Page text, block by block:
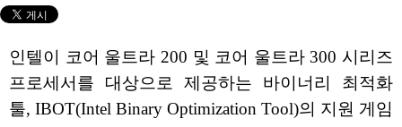
인텔이 코어 울트라 200 및 코어 울트라 300 시리즈
프로세서를 대상으로 제공하는 바이너리 최적화
툴, IBOT(Intel Binary Optimization Tool)의 지원 게임